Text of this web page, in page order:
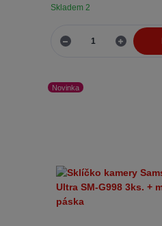
Skladem 2
Novinka